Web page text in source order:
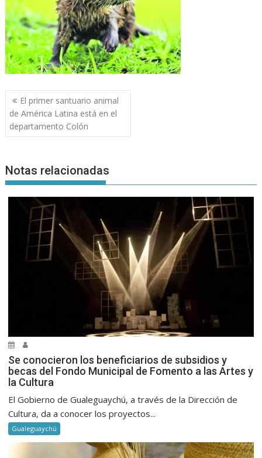
Navegación
de
entradas
El primer santuario animal
de América Latina está en el
departamento Colón
Notas relacionadas
Se conocieron los beneficiarios de subsidios y
becas del Fondo Municipal de Fomento a las Artes y
la Cultura
El Gobierno de Gualeguaychú, a través de la Dirección de
Cultura, da a conocer los proyectos...
Gualeguaychú